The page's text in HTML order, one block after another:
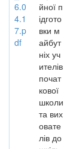
6.0
4.1
7.p
df
йної п
ідгото
вки м
айбут
ніх уч
ителів
почат
кової
школи
та вих
овате
лів до